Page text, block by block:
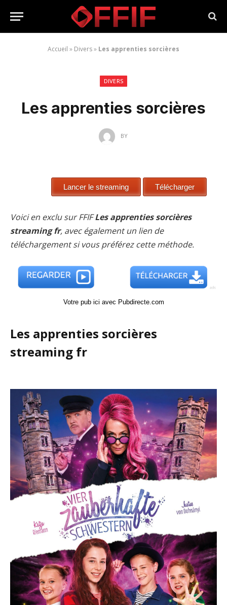
Accueil » Divers» Les apprenties sorcières
DIVERS
Les apprenties sorcières
BY
Voici en exclu sur FFIFLes apprenties sorcières
streaming fr, avec également un lien de
téléchargement si vous préférez cette méthode.
Votre pub ici avec Pubdirecte.com
Les apprenties sorcières
streaming fr